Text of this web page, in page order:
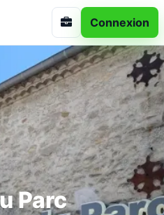
Connexion
Parc